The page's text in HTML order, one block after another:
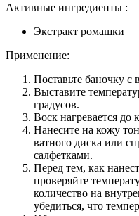
Активные ингредиенты :
Экстракт ромашки
Применение:
Поставьте баночку с
Выставите
градусов.
Воск нагревается до
Нанесите на кожу
ватного диска или
салфетками.
Перед тем, как
проверяйте
количество на
убедиться, что